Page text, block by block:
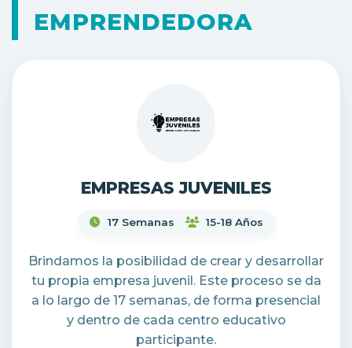
EMPRENDEDORA
EMPRESAS JUVENILES
17 Semanas 15-18 Años
Brindamos la posibilidad de crear y desarrollar
tu propia empresa juvenil. Este proceso se da
a lo largo de 17 semanas, de forma presencial
y dentro de cada centro educativo
participante.